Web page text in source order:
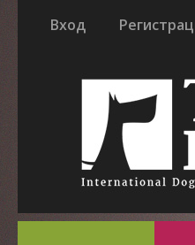
Вход